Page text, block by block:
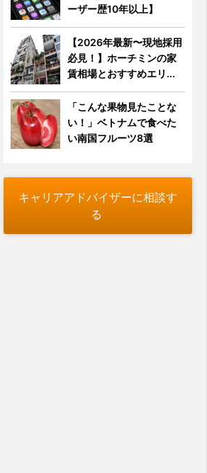
ーザー歴10年以上】
【2026年最新〜現地採用
必見！】ホーチミンの家
賃相場とおすすめエリ...
「こんな果物見たことな
い！」ベトナムで食べた
い南国フルーツ8選
キャリアアドバイザーに相談す
る